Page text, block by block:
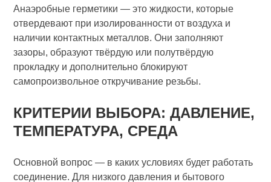
Анаэробные герметики — это жидкости, которые
отвердевают при изолированности от воздуха и
наличии контактных металлов. Они заполняют
зазоры, образуют твёрдую или полутвёрдую
прокладку и дополнительно блокируют
самопроизвольное откручивание резьбы.
КРИТЕРИИ ВЫБОРА: ДАВЛЕНИЕ,
ТЕМПЕРАТУРА, СРЕДА
Основной вопрос — в каких условиях будет работать
соединение. Для низкого давления и бытового